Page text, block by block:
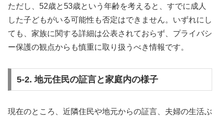
ただし、52歳と53歳という年齢を考えると、すでに成人
した子どもがいる可能性も否定はできません。いずれにし
ても、家族に関する詳細は公表されておらず、プライバシ
ー保護の観点からも慎重に取り扱うべき情報です。
5-2. 地元住民の証言と家庭内の様子
現在のところ、近隣住民や地元からの証言、夫婦の生活ぶ